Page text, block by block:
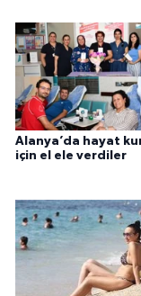
Alanya’da hayat
için el ele verdiler